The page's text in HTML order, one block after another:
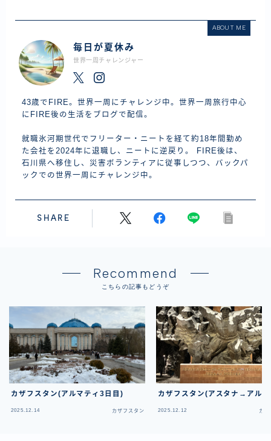
ABOUT ME
毎日が夏休み
世界一周チャレンジャー
43歳でFIRE。世界一周にチャレンジ中。世界一周旅行中心
にFIRE後の生活をブログで配信。
就職氷河期世代でフリーター・ニートを経て約18年間勤め
た会社を2024年に退職し、ニートに逆戻り。 FIRE後は、
石川県へ移住し、災害ボランティアに従事しつつ、バックパ
ックでの世界一周にチャレンジ中。
SHARE
Recommend
こちらの記事もどうぞ
カザフスタン(アルマティ3日目)
2025.12.14 カザフスタン
カザフスタン(アスタナ→アル
2025.12.12 カザ